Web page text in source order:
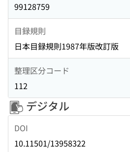
99128759
目録規則
日本目録規則1987年版改訂版
整理区分コード
112
デジタル
DOI
10.11501/13958322